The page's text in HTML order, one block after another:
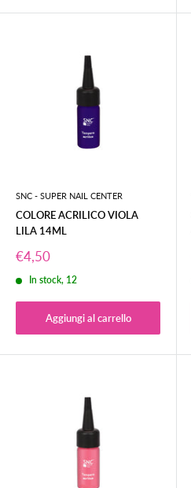
SNC - SUPER NAIL CENTER
COLORE ACRILICO VIOLA
LILA 14ML
Prezzo
scontato
€4,50
In stock, 12
Aggiungi al carrello